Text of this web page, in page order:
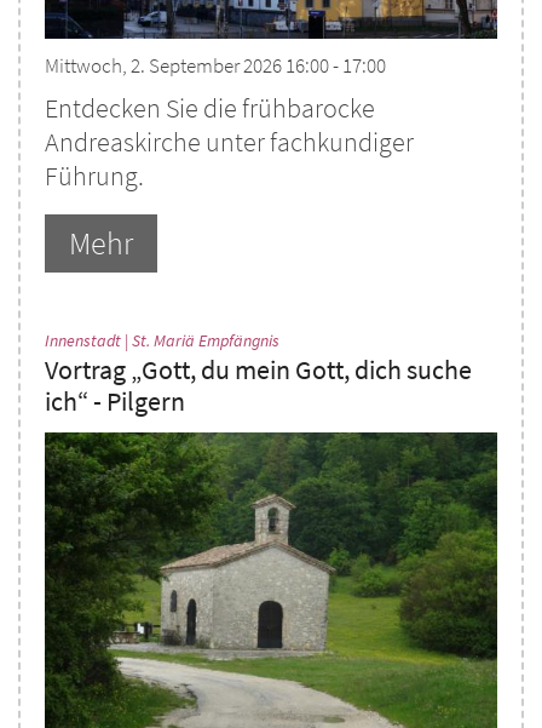
Mittwoch, 2. September 2026 16:00 - 17:00
Entdecken Sie die frühbarocke
Andreaskirche unter fachkundiger
Führung.
Mehr
Innenstadt | St. Mariä Empfängnis
Vortrag „Gott, du mein Gott, dich suche
ich“ - Pilgern